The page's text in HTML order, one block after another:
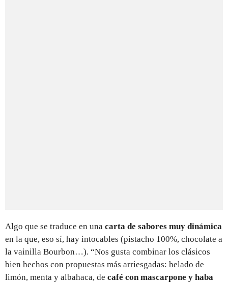
Algo que se traduce en una carta de sabores muy dinámica
en la que, eso sí, hay intocables (pistacho 100%, chocolate a
la vainilla Bourbon…). “Nos gusta combinar los clásicos
bien hechos con propuestas más arriesgadas: helado de
limón, menta y albahaca, de café con mascarpone y haba